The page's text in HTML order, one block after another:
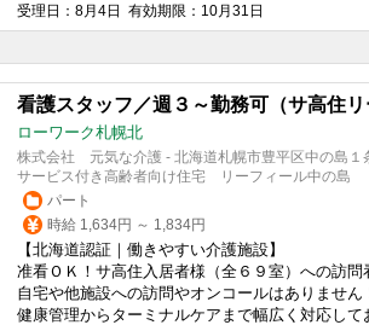
受理日：8月4日 有効期限：10月31日
看護スタッフ／週３～勤務可（サ高住リ
ローワーク札幌北
株式会社 元気な介護 - 北海道札幌市豊平区中の島１
サービス付き高齢者向け住宅 リーフィール中の島
パート
時給 1,634円 ～ 1,834円
【北海道認証｜働きやすい介護施設】
准看ＯＫ！サ高住入居者様（全６９室）への訪
自宅や他施設への訪問やオンコールはありません
健康管理からターミナルケアまで幅広く対応して